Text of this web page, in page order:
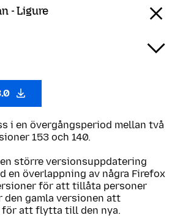
- Ligure
i en övergångsperiod mellan två
153 och 140.
större versionsuppdatering
en överlappning av några Firefox
för att tillåta personer
den gamla versionen att
för att flytta till den nya.